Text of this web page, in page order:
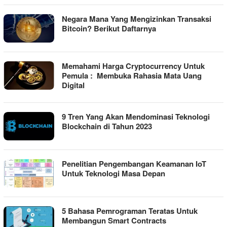
Negara Mana Yang Mengizinkan Transaksi
Bitcoin? Berikut Daftarnya
Memahami Harga Cryptocurrency Untuk
Pemula : Membuka Rahasia Mata Uang
Digital
9 Tren Yang Akan Mendominasi Teknologi
Blockchain di Tahun 2023
Penelitian Pengembangan Keamanan IoT
Untuk Teknologi Masa Depan
5 Bahasa Pemrograman Teratas Untuk
Membangun Smart Contracts